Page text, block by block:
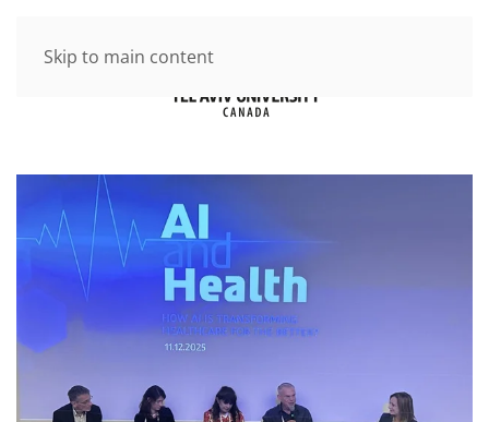
Skip to main content